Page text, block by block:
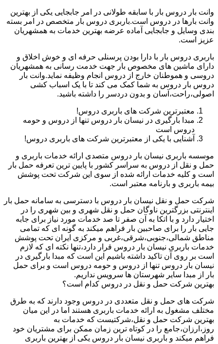
وانت بار دروس بار با سابقه طولانی در امر جابجایی یکی از بهترین
وانت بارها در دروس است.باربری دروس بار متخصص در امر بسته
بندی وسایل و جابجایی آماده عرضه بهترین خدمات به همشهریان
عزیز است.
باربری دروس بار با دارا بودن پرسنلی حرفه ای و خوش اخلاق و
دارای ماشین های مخصوص بار جهت خدمت رسانی به همشهریان
دروسی و هموطنان خارج از دروس انجام وظیفه نماید.وانت بار
دروس بار دروس به شما کمک می کند تا با یک اسباب کشی
اصولی،راحت،آسان و بدون دردسر را داشته باشید.
معتبرترین شرکت های باربری دروس!
مبدا بارگیری در نیسان بار دروس تنها از دروس و حومه
دروس است
آشنایی با یکی از معتبرترین شرکت های باربری دروس!
موسسه باربری نیسان بار دروس متصدی ارائه خدمات باربری و
حمل و نقل از دروس به سراسر کشور با پایین ترین تعرفه حمل بار
است و کلیه خدمات ارائه شده از سوی این شرکت تحت پوشش
بیمه باربری و بارنامه معتبر است.
شرکت حمل و نقل نیسان بار دروس با دسترسی به سامانه حمل بار
اینترنتی بزرگترین ناوگان حمل و نقل شهری و بین شهری را در
اختیار دارد و با اتکا به آن صفر تا صد خدمات مورد نیاز برای جابه
جایی بار را برای صاحبین بار فراهم میکند به گونه ای که تمامی
مناطق شمالی،جنوبی،شرقی،غربی و مرکزی ایران تحت پوشش
خدمات باربری نیسان بار دروس قرار دارد،تنها نکته ای که لازم
است بر روی آن تاکید داشته باشیم این است که مبدا بارگیری در
نیسان بار دروس تنها از دروس و حومه دروس است و برای حمل
بار از مبدا سایر شهرستان ها سرویس نداریم.
بهترین شرکت حمل و نقل در دروس کدام است؟
شرکت های حمل و نقل متعددی در دروس وجود دارند که به طرق
مختلف مشغول به ارائه خدمات باربری هستند اما در این میان
بهترین شرکت حمل و نقل،شرکتیست که خدمات به
روز،ارزان،جامع را در کوتاه ترین زمان ممکن برای مشتریان خود
فراهم میکند و باربری نیسان بار دروس یکی از بهترین باربری